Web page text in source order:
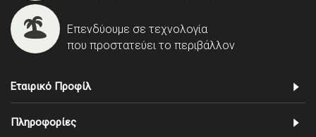
Επενδύουμε σε τεχνολογία
που προστατεύει το περιβάλλον
Εταιρικό Προφίλ
Πληροφορίες